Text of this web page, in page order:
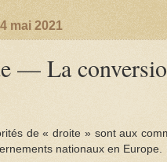
mai 2021
— La
de « droite » sont aux
nationaux en Europe.